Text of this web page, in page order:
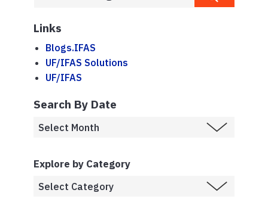
Links
Blogs.IFAS
UF/IFAS Solutions
UF/IFAS
Search By Date
Explore by Category